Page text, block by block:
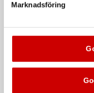
Marknadsföring
De som köpte,